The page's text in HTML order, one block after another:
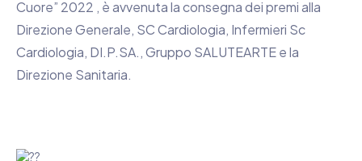
Cuore” 2022 , è avvenuta la consegna dei premi alla
Direzione Generale, SC Cardiologia, Infermieri Sc
Cardiologia, DI.P.SA., Gruppo SALUTEARTE e la
Direzione Sanitaria.